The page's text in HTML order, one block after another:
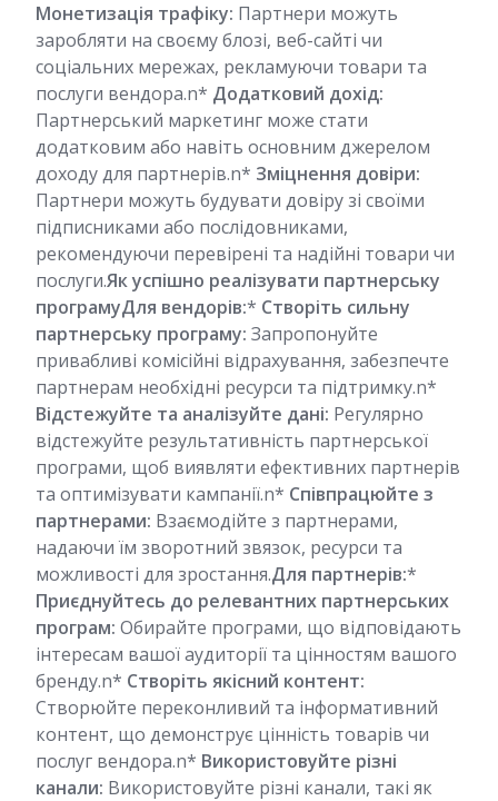
Монетизація трафіку: Партнери можуть
заробляти на своєму блозі, веб-сайті чи
соціальних мережах, рекламуючи товари та
послуги вендора.n* Додатковий дохід:
Партнерський маркетинг може стати
додатковим або навіть основним джерелом
доходу для партнерів.n* Зміцнення довіри:
Партнери можуть будувати довіру зі своїми
підписниками або послідовниками,
рекомендуючи перевірені та надійні товари чи
послуги.Як успішно реалізувати партнерську
програмуДля вендорів:* Створіть сильну
партнерську програму: Запропонуйте
привабливі комісійні відрахування, забезпечте
партнерам необхідні ресурси та підтримку.n*
Відстежуйте та аналізуйте дані: Регулярно
відстежуйте результативність партнерської
програми, щоб виявляти ефективних партнерів
та оптимізувати кампанії.n* Співпрацюйте з
партнерами: Взаємодійте з партнерами,
надаючи їм зворотний звязок, ресурси та
можливості для зростання.Для партнерів:*
Приєднуйтесь до релевантних партнерських
програм: Обирайте програми, що відповідають
інтересам вашої аудиторії та цінностям вашого
бренду.n* Створіть якісний контент:
Створюйте переконливий та інформативний
контент, що демонструє цінність товарів чи
послуг вендора.n* Використовуйте різні
канали: Використовуйте різні канали, такі як